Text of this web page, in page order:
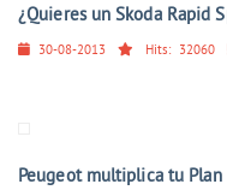
¿Quieres un Skoda Rapid
30-08-2013 Hits: 32060
Peugeot multiplica tu Plan